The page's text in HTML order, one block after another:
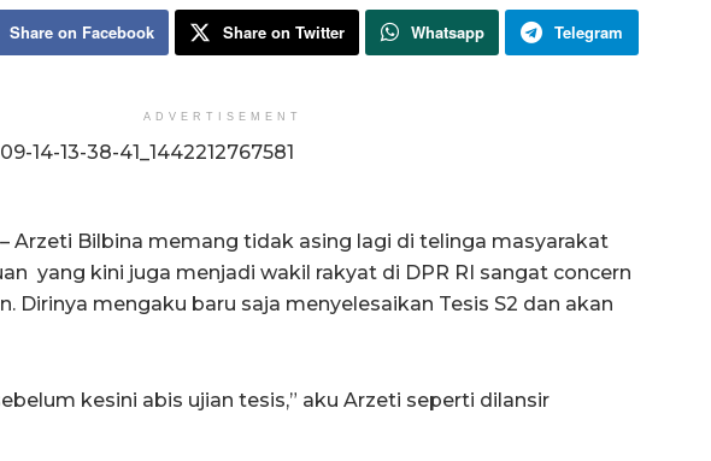
Share on Facebook Share on Twitter Whatsapp Telegram
ADVERTISEMENT
Arzeti Bilbina memang tidak asing lagi di telinga masyarakat
yang kini juga menjadi wakil rakyat di DPR RI sangat concern
Dirinya mengaku baru saja menyelesaikan Tesis S2 dan akan
kesini abis ujian tesis,” aku Arzeti seperti dilansir